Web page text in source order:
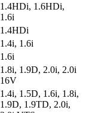
1.4HDi, 1.6HDi,
1.6i
1.4HDi
1.4i, 1.6i
1.6i
1.8i, 1.9D, 2.0i, 2.0i
16V
1.4i, 1.5D, 1.6i, 1.8i,
1.9D, 1.9TD, 2.0i,